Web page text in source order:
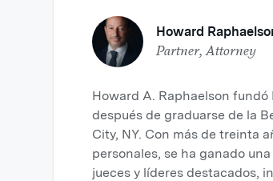
Howard
Partner, Attorney
Howard A. Raphaelson fundó
después de graduarse de la
City, NY. Con más de treinta
personales, se ha ganado
jueces y líderes destacados,